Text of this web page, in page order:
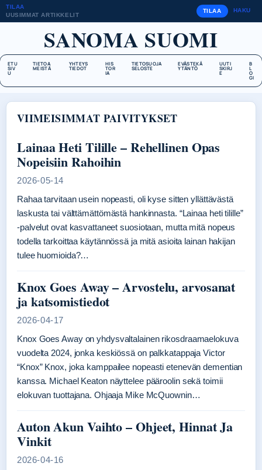
TILAA
UUSIMMAT ARTIKKELIT
TILAA HAKU
SANOMA SUOMI
ETU
SIV
U
TIETOA
MEISTÄ
YHTEYS
TIEDOT
HIS
TOR
IA
TIETOSUOJA
SELOSTE
EVÄSTEKÄ
YTÄNTÖ
UUTI
SKIRJ
E
B
L
O
GI
VIIMEISIMMAT PAIVITYKSET
Lainaa Heti Tilille – Rehellinen Opas
Nopeisiin Rahoihin
2026-05-14
Rahaa tarvitaan usein nopeasti, oli kyse sitten yllättävästä
laskusta tai välttämättömästä hankinnasta. “Lainaa heti tilille”
-palvelut ovat kasvattaneet suosiotaan, mutta mitä nopeus
todella tarkoittaa käytännössä ja mitä asioita lainan hakijan
tulee huomioida?…
Knox Goes Away – Arvostelu, arvosanat
ja katsomistiedot
2026-04-17
Knox Goes Away on yhdysvaltalainen rikosdraamaelokuva
vuodelta 2024, jonka keskiössä on palkkatappaja Victor
“Knox” Knox, joka kamppailee nopeasti etenevän dementian
kanssa. Michael Keaton näyttelee pääroolin sekä toimii
elokuvan tuottajana. Ohjaaja Mike McQuownin…
Auton Akun Vaihto – Ohjeet, Hinnat Ja
Vinkit
2026-04-16